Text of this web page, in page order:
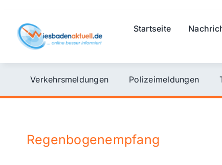
content
Startseite
Verkehrsmeldungen Polizeimeldungen
Regenbogenempfang